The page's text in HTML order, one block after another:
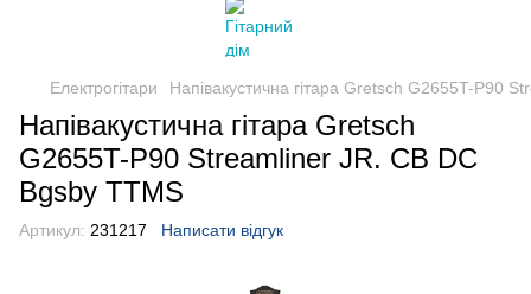
Електрогітари Напівакустична гітара Gretsch G2655T-P90
Напівакустична гітара Gretsch
G2655T-P90 Streamliner JR. CB DC
Bgsby TTMS
Артикул: 231217 Написати відгук